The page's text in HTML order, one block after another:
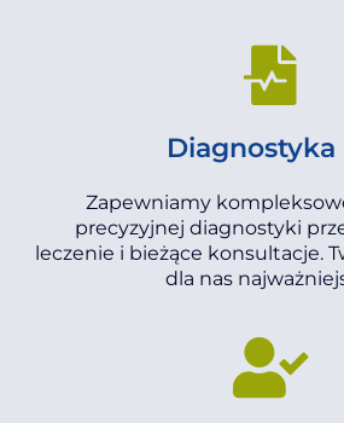
Diagnostyka
Zapewniamy
precyzyjnej diagnostyki
leczenie i bieżące konsultacje.
dla nas